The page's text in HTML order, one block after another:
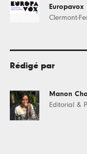
Europavox
Clermont-
Rédigé par
Manon
Editorial &